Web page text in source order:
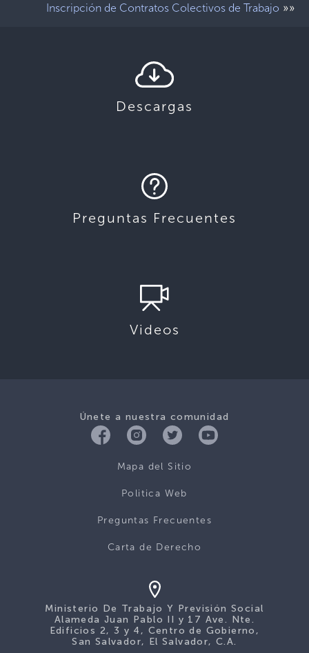
Inscripción de Contratos Colectivos de Trabajo »»
Descargas
Preguntas Frecuentes
Videos
Únete a nuestra comunidad
Mapa del Sitio
Politica Web
Preguntas Frecuentes
Carta de Derecho
Ministerio De Trabajo Y Previsión Social
Alameda Juan Pablo II y 17 Ave. Nte.
Edificios 2, 3 y 4, Centro de Gobierno,
San Salvador, El Salvador, C.A.